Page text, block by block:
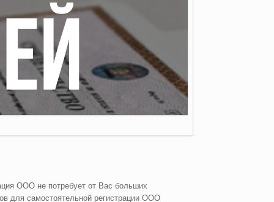
ООО не потребует от Вас больших
для самостоятельной регистрации ООО